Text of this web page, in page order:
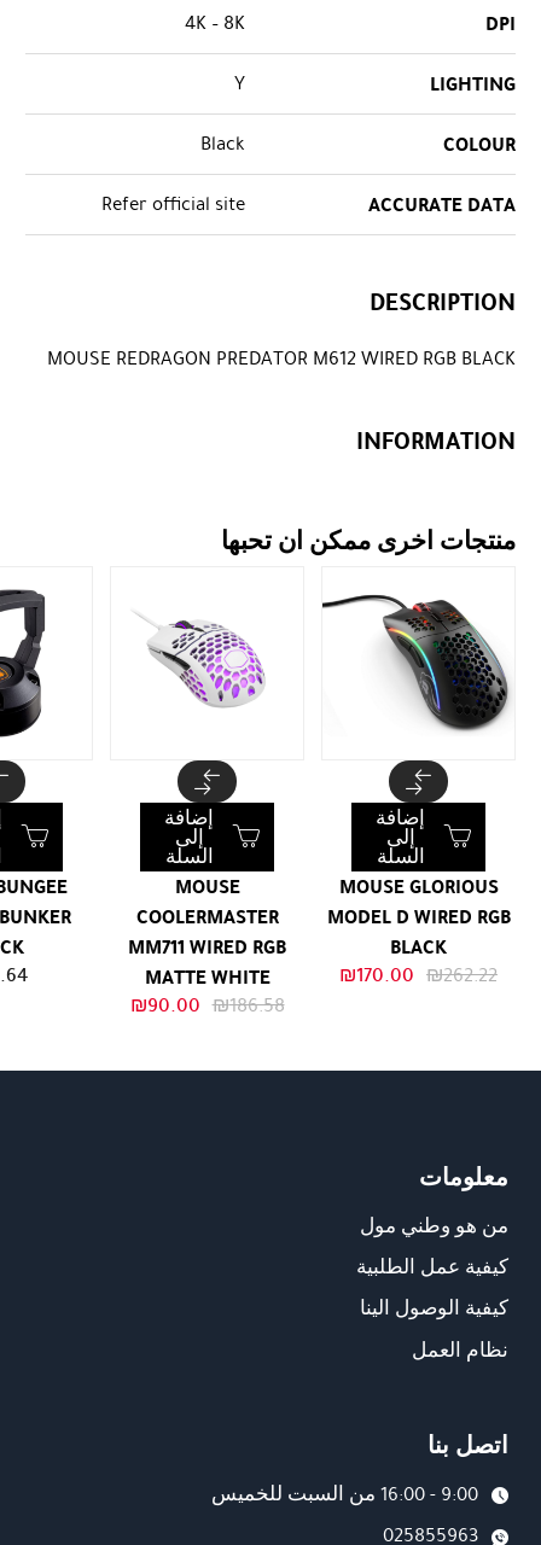
DPI
4K – 8K
LIGHTING
Y
COLOUR
Black
ACCURATE DATA
Refer official site
DESCRIPTION
MOUSE REDRAGON PREDATOR M612 WIRED RGB BLACK
INFORMATION
منتجات اخرى ممكن ان تحبها
MOUSE GLORIOUS
MODEL D WIRED RGB
BLACK
₪262.22
السعر ₪170.00
الحالي
إضافة
إلى
السلة
MOUSE
COOLERMASTER
MM711 WIRED RGB
MATTE WHITE
₪186.58
السعر ₪90.00
إضافة
إلى
السلة
معلومات
من هو وطني مول
كيفية عمل الطلبية
كيفية الوصول الينا
نظام العمل
اتصل بنا
9:00 - 16:00 من السبت للخميس
025855963